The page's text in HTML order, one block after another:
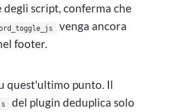
degli script, conferma che
venga ancora
footer.
quest'ultimo punto. Il
del plugin deduplica solo